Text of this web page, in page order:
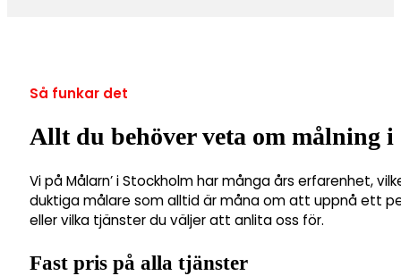
Så funkar det
Allt du behöver veta om målning i
Vi på Målarn’ i Stockholm har många års erfarenhet,
duktiga målare som alltid är måna om att uppnå ett
eller vilka tjänster du väljer att anlita oss för.
Fast pris på alla tjänster